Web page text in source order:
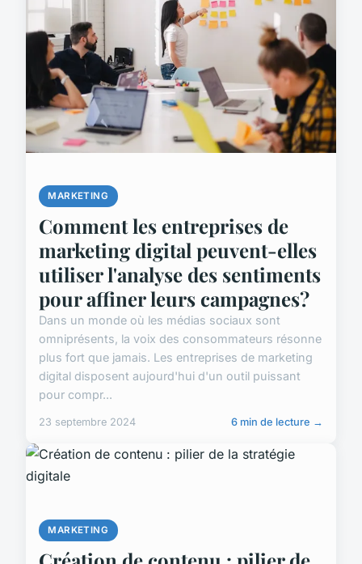
MARKETING
Comment les entreprises de
marketing digital peuvent-elles
utiliser l'analyse des sentiments
pour affiner leurs campagnes?
Dans un monde où les médias sociaux sont
omniprésents, la voix des consommateurs résonne
plus fort que jamais. Les entreprises de marketing
digital disposent aujourd'hui d'un outil puissant
pour compr...
23 septembre 2024 6 min de lecture →
MARKETING